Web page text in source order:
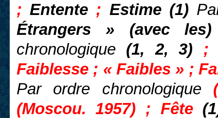
; Entente ; Estime (1)
Étrangers » (avec
chronologique(1, 2, 3)
Faiblesse ; « Faibles » ;
Par ordre chronologique
(Moscou. 1957) ; Fête